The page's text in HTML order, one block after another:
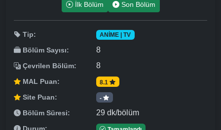
İlk Bölüm Son Bölüm
Tip: ANIME | TV
Bölüm Sayısı: 8
Çevrilen Bölüm: 8
MAL Puan: 8.1
Site Puan: -
Bölüm Süresi: 29 dk/bölüm